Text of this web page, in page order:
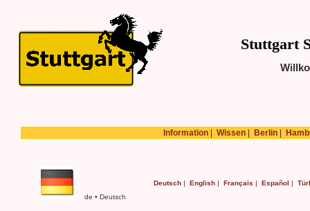
Stuttgart
Information| Wissen| Berlin|
de • Deutsch
Deutsch | English | Français | Español |